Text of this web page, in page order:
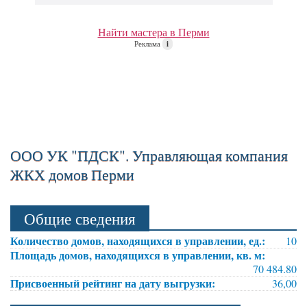
Найти мастера в Перми
Реклама i
ООО УК "ПДСК". Управляющая компания
ЖКХ домов Перми
Общие сведения
Количество домов, находящихся в управлении, ед.: 10
Площадь домов, находящихся в управлении, кв. м:
70 484.80
Присвоенный рейтинг на дату выгрузки: 36,00